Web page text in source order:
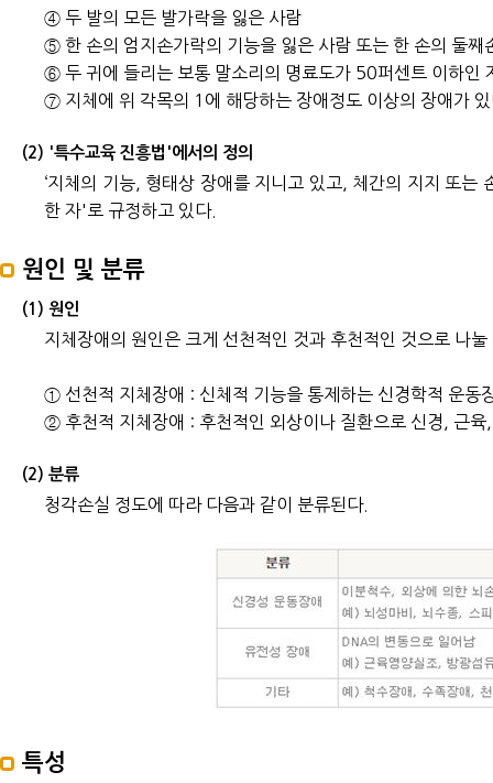
④ 두 발의 모든 발가락을 잃은 사람
⑤ 한 손의 엄지손가락의 기능을 잃은 사람 또는 한 손의 둘
⑥ 두 귀에 들리는 보통 말소리의 명료도가 50퍼센트 이하인
⑦ 지체에 위 각목의 1에 해당하는 장애정도 이상의 장애가
(2) '특수교육 진흥법'에서의 정의
‘지체의 기능, 형태상 장애를 지니고 있고, 체간의 지지 또는
한 자'로 규정하고 있다.
원인 및 분류
(1) 원인
지체장애의 원인은 크게 선천적인 것과 후천적인 것으로 나눌
① 선천적 지체장애 : 신체적 기능을 통제하는 신경학적 운동
② 후천적 지체장애 : 후천적인 외상이나 질환으로 신경, 근
(2) 분류
청각손실 정도에 따라 다음과 같이 분류된다.
특성